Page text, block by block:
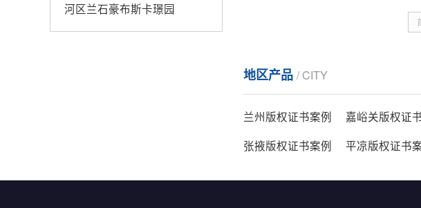
河区兰石豪布斯卡璟园
地区产品 / CITY
兰州版权证书案例 嘉峪关版权证
张掖版权证书案例
平凉版权证书